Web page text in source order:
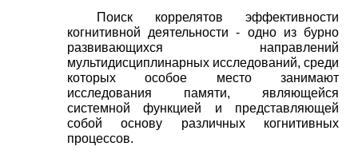
Поиск коррелятов эффективности
когнитивной деятельности - одно из бурно
развивающихся направлений
мультидисциплинарных исследований, среди
которых особое место занимают
исследования памяти, являющейся
системной функцией и представляющей
собой основу различных когнитивных
процессов.